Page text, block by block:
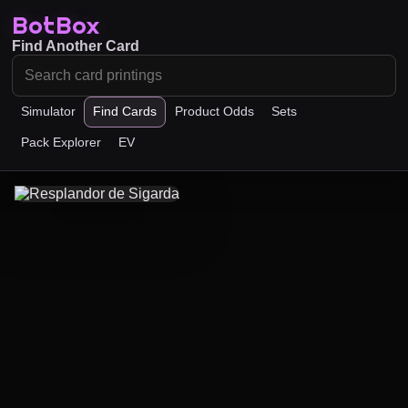
BotBox
Simulator Find Cards Product Odds Sets
Pack Explorer EV
Find Another Card